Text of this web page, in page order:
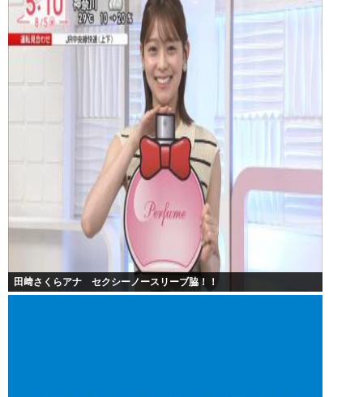
田﨑さくらアナ セクシーノースリーブ脇！！